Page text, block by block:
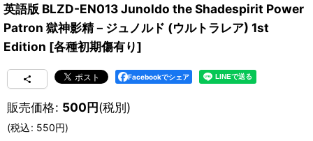
英語版 BLZD-EN013 Junoldo the Shadespirit Power
Patron 獄神影精－ジュノルド (ウルトラレア) 1st
Edition [各種初期傷有り]
Facebookでシェア
販売価格: 500円(税別)
(税込: 550円)